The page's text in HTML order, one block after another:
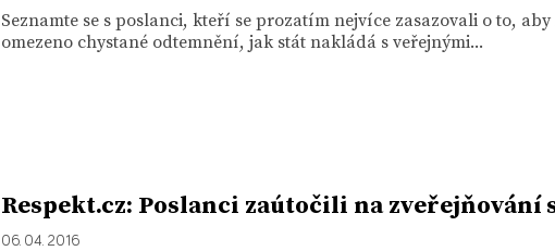
Seznamte se s poslanci, kteří se prozatím nejvíce zasazovali o to,
omezeno chystané odtemnění, jak stát nakládá s veřejnými...
Respekt.cz: Poslanci zaútočili na zveřejňování
06. 04. 2016